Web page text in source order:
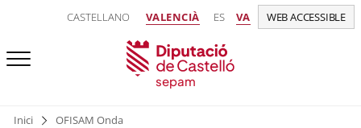
CASTELLANO VALENCIÀ ES VA WEB ACCESSIBLE
sepam
Inici OFISAM Onda